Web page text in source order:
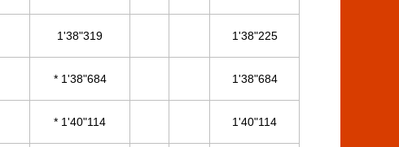
1'38"319 1'38"225
* 1'38"684 1'38"684
* 1'40"114 1'40"114